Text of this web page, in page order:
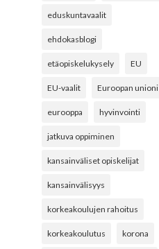
eduskuntavaalit
ehdokasblogi
etäopiskelukysely EU
EU-vaalit Euroopan unioni
eurooppa hyvinvointi
jatkuva oppiminen
kansainväliset opiskelijat
kansainvälisyys
korkeakoulujen rahoitus
korkeakoulutus korona